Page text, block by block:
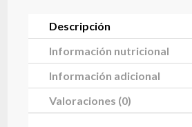
Descripción
Información nutricional
Información adicional
Valoraciones (0)